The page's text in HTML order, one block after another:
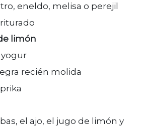
eneldo, melisa o perejil
limón
yogur
recién molida
el ajo, el jugo de limón y